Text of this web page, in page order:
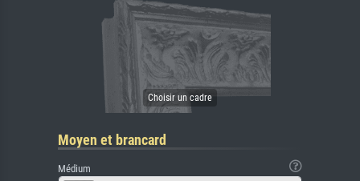
Moyen et brancard
Médium